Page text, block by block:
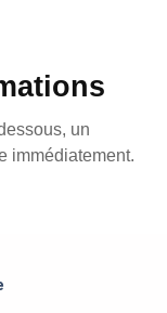
un
immédiatement.